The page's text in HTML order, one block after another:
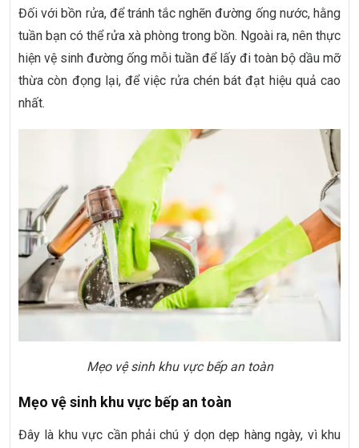
Đối với bồn rửa, để tránh tắc nghẽn đường ống nước, hằng
tuần bạn có thể rửa xà phòng trong bồn. Ngoài ra, nên thực
hiện vệ sinh đường ống mỗi tuần để lấy đi toàn bộ dầu mỡ
thừa còn đọng lại, để việc rửa chén bát đạt hiệu quả cao
nhất.
Mẹo vệ sinh khu vực bếp an toàn
Mẹo vệ sinh khu vực bếp an toàn
Đây là khu vực cần phải chú ý dọn dẹp hàng ngày, vì khu